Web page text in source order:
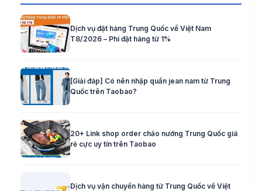
Dịch vụ đặt hàng Trung Quốc về Việt Nam
T8/2026 – Phí đặt hàng từ 1%
[Giải đáp] Có nên nhập quần jean nam từ Trung
Quốc trên Taobao?
20+ Link shop order chảo nướng Trung Quốc giá
rẻ cực uy tín trên Taobao
Dịch vụ vận chuyển hàng từ Trung Quốc về Việt